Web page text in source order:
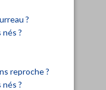
?
?
reproche ?
?